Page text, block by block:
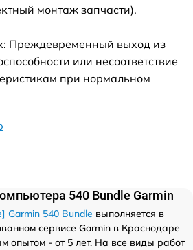
монтаж запчасти).
Преждевременный выход из
или несоответствие
при нормальном
540 Bundle Garmin
Garmin 540 Bundle выполняется в
сервисе Garmin в Краснодаре
опытом - от 5 лет. На все виды работ